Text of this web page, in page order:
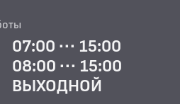
07:00 ··· 15:00
08:00 ··· 15:00
ВЫХОДНОЙ